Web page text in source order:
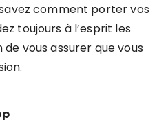
comment porter vos
toujours à l’esprit les
vous assurer que vous